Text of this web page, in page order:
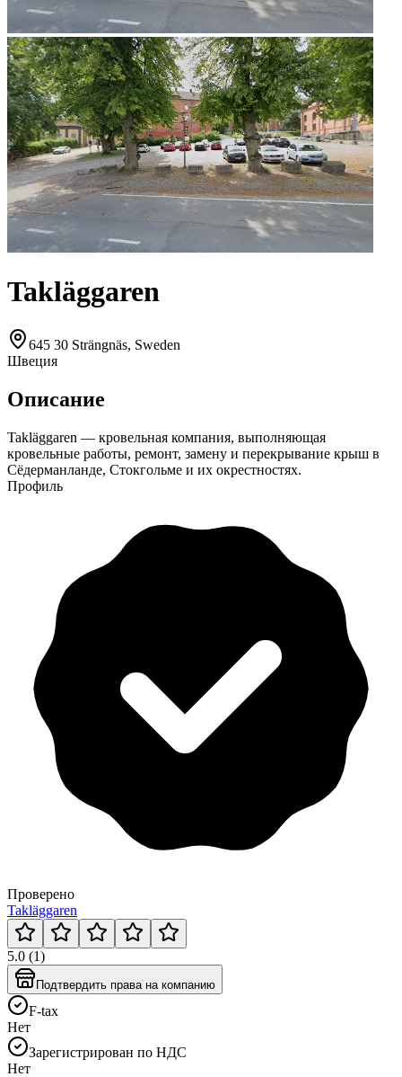
Takläggaren
645 30 Strängnäs, Sweden
Швеция
Описание
Takläggaren — кровельная компания, выполняющая
кровельные работы, ремонт, замену и перекрывание крыш в
Сёдерманланде, Стокгольме и их окрестностях.
Профиль
Проверено
Takläggaren
5.0 (1)
Подтвердить права на компанию
F-tax
Нет
Зарегистрирован по НДС
Нет